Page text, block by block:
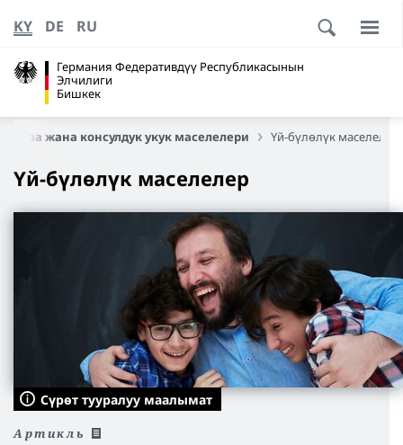
Германия Федеративдүү Республикасынын
Элчилиги
Бишкек
KY DE RU
Виза жана консулдук укук маселелери Үй-бүлөлүк маселелер
Үй-бүлөлүк маселелер
Сүрөт тууралуу маалымат
Артикль